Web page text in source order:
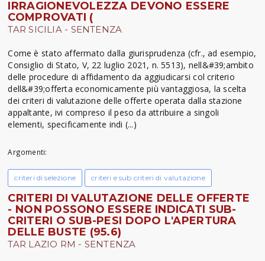
IRRAGIONEVOLEZZA DEVONO ESSERE
COMPROVATI (
TAR SICILIA - SENTENZA
Come è stato affermato dalla giurisprudenza (cfr., ad esempio,
Consiglio di Stato, V, 22 luglio 2021, n. 5513), nell&#39;ambito
delle procedure di affidamento da aggiudicarsi col criterio
dell&#39;offerta economicamente più vantaggiosa, la scelta
dei criteri di valutazione delle offerte operata dalla stazione
appaltante, ivi compreso il peso da attribuire a singoli
elementi, specificamente indi (...)
Argomenti:
criteri di selezione criteri e sub criteri di valutazione
CRITERI DI VALUTAZIONE DELLE OFFERTE
- NON POSSONO ESSERE INDICATI SUB-
CRITERI O SUB-PESI DOPO L'APERTURA
DELLE BUSTE (95.6)
TAR LAZIO RM - SENTENZA